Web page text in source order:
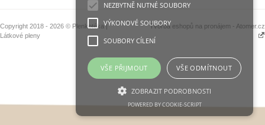
Copyright 2018 - 2026 © Plenkotéka |
Látkové pleny
Tvorba eshopů na pronájem - Atomer.cz
NEZBYTNĚ NUTNÉ SOUBORY
VÝKONOVÉ SOUBORY
SOUBORY CÍLENÍ
VŠE PŘIJMOUT VŠE ODMÍTNOUT
ZOBRAZIT PODROBNOSTI
POWERED BY COOKIE-SCRIPT